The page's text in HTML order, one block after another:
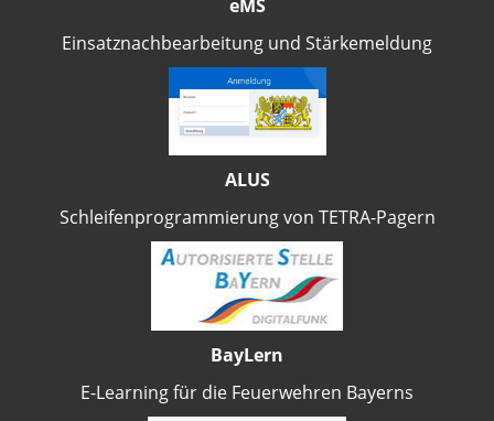
eMS
Einsatznachbearbeitung und Stärkemeldung
ALUS
Schleifenprogrammierung von TETRA-Pagern
BayLern
E-Learning für die Feuerwehren Bayerns